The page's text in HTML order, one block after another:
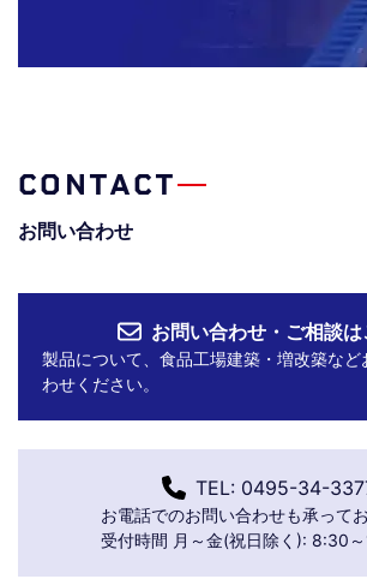
CONTACT
お問い合わせ
お問い合わせ・ご相談は
製品について、食品工場建築・増改築など
わせください。
TEL: 0495-34-
お電話でのお問い合わせも承ってお
受付時間 月～金(祝日除く): 8:30